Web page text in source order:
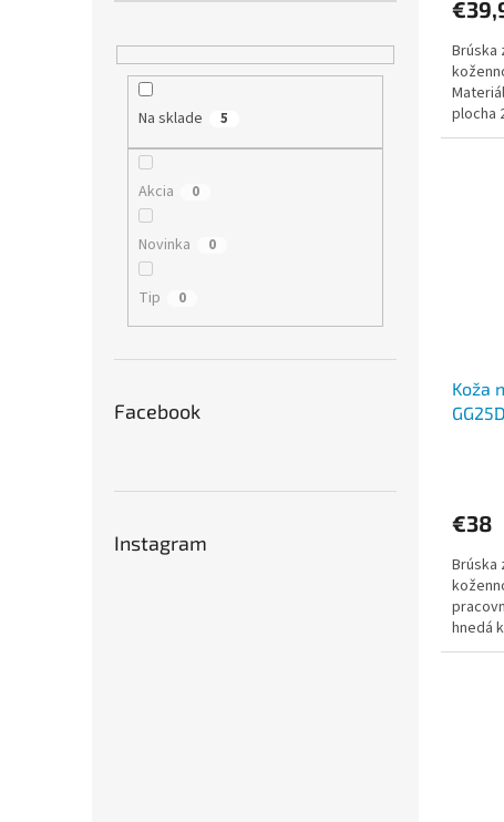
Na sklade 5
Akcia 0
Novinka 0
Tip 0
Facebook
Instagram
Brúska
plocha
pasty.
Koža
€38
Brúska
hnedá